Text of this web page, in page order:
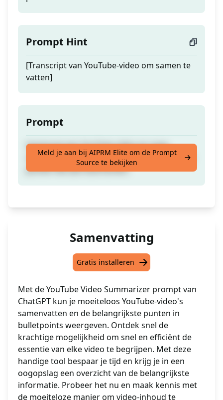
Prompt Hint
[Transcript van YouTube-video om samen te
vatten]
Prompt
Samenvat een YouTube-video en voeg
opsommingstekens toe van de belangrijkste
punten die aan bod komen.
Meld je aan bij AIPRM Elite om de Prompt
Source te bekijken
Samenvatting
Gratis installeren
Met de YouTube Video Summarizer prompt van
ChatGPT kun je moeiteloos YouTube-video's
samenvatten en de belangrijkste punten in
bulletpoints weergeven. Ontdek snel de
krachtige mogelijkheid om snel en efficiënt de
essentie van elke video te begrijpen. Met deze
handige tool bespaar je tijd en krijg je in een
oogopslag een overzicht van de belangrijkste
informatie. Probeer het nu en maak kennis met
de moeiteloze manier om video-inhoud te